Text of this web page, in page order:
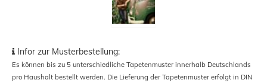
Infor zur Musterbestellung:
Es können bis zu 5 unterschiedliche Tapetenmuster innerhalb Deutschlands
pro Haushalt bestellt werden. Die Lieferung der Tapetenmuster erfolgt in DIN